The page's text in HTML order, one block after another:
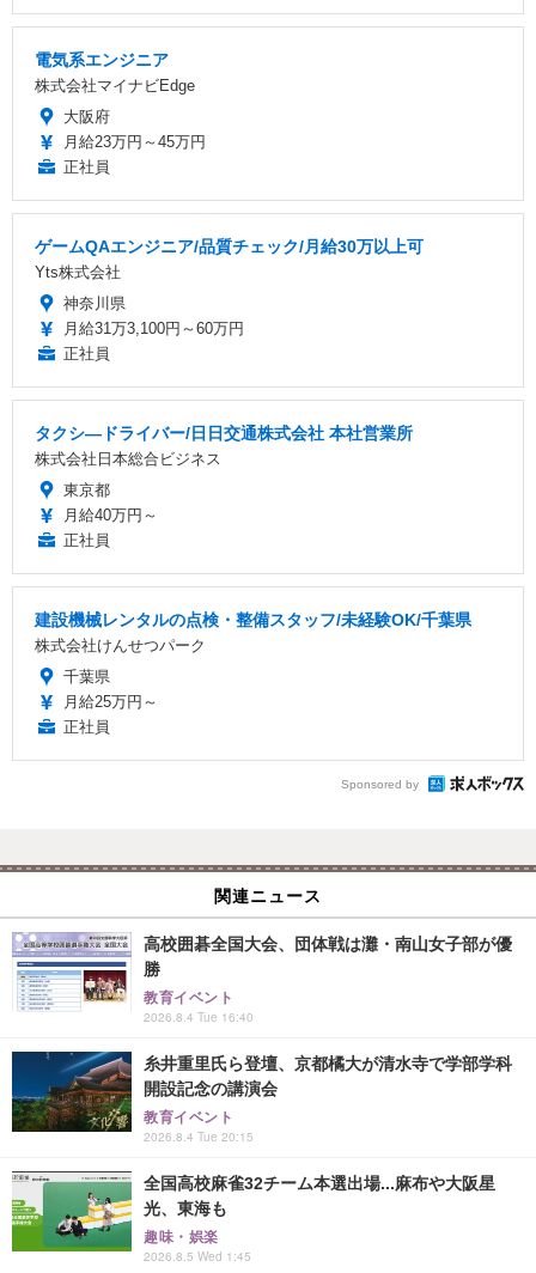
電気系エンジニア
株式会社マイナビEdge
大阪府
月給23万円～45万円
正社員
ゲームQAエンジニア/品質チェック/月給30万以上可
Yts株式会社
神奈川県
月給31万3,100円～60万円
正社員
タクシ―ドライバー/日日交通株式会社 本社営業所
株式会社日本総合ビジネス
東京都
月給40万円～
正社員
建設機械レンタルの点検・整備スタッフ/未経験OK/千葉県
株式会社けんせつパーク
千葉県
月給25万円～
正社員
Sponsored by
関連ニュース
高校囲碁全国大会、団体戦は灘・南山女子部が優
勝
教育イベント
2026.8.4 Tue 16:40
糸井重里氏ら登壇、京都橘大が清水寺で学部学科
開設記念の講演会
教育イベント
2026.8.4 Tue 20:15
全国高校麻雀32チーム本選出場...麻布や大阪星
光、東海も
趣味・娯楽
2026.8.5 Wed 1:45